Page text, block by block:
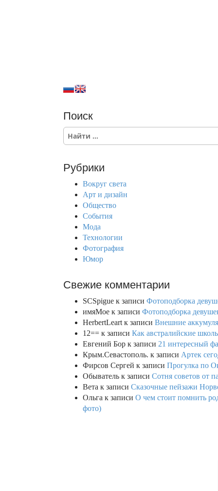
Поиск
S
e
c
Рубрики
Вокруг света
Арт и дизайн
Общество
События
Мода
Технологии
Фотография
Юмор
Свежие комментарии
SCSpigue к записи Фотоподборка
имяМое к записи Фотоподборка
HerbertLeart к записи Внешние
12== к записи Как австралийские
Евгений Бор к записи 21 интересный
Крым.Севастополь. к записи Артек
Фирсов Сергей к записи Прогулка по
Обыватель к записи Сотня советов от
Вета к записи Сказочные пейзажи
Ольга к записи О чем стоит помнить
фото)